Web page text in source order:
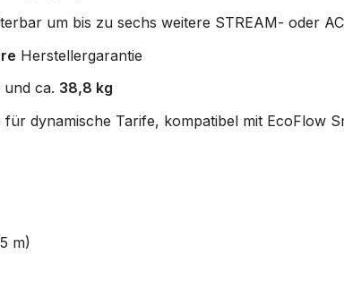
um bis zu sechs weitere STREAM- oder
Herstellergarantie
ca. 38,8 kg
dynamische Tarife, kompatibel mit EcoFlow
m)